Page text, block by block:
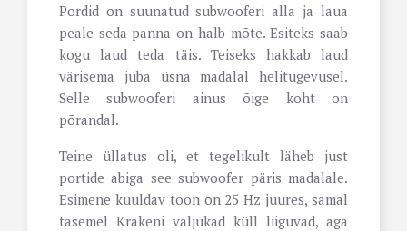
Pordid on suunatud subwooferi alla ja laua
peale seda panna on halb mõte. Esiteks saab
kogu laud teda täis. Teiseks hakkab laud
värisema juba üsna madalal helitugevusel.
Selle subwooferi ainus õige koht on
põrandal.
Teine üllatus oli, et tegelikult läheb just
portide abiga see subwoofer päris madalale.
Esimene kuuldav toon on 25 Hz juures, samal
tasemel Krakeni valjukad küll liiguvad, aga